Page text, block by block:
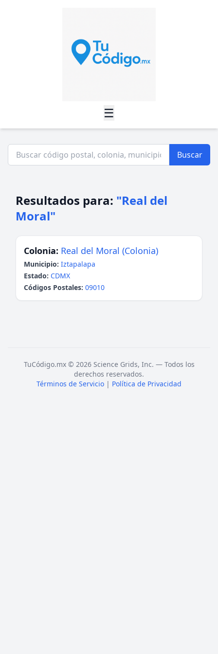
☰
Buscar
Resultados para: "Real del
Moral"
Colonia: Real del Moral (Colonia)
Municipio: Iztapalapa
Estado: CDMX
Códigos Postales: 09010
TuCódigo.mx © 2026 Science Grids, Inc. — Todos los
derechos reservados.
Términos de Servicio | Política de Privacidad